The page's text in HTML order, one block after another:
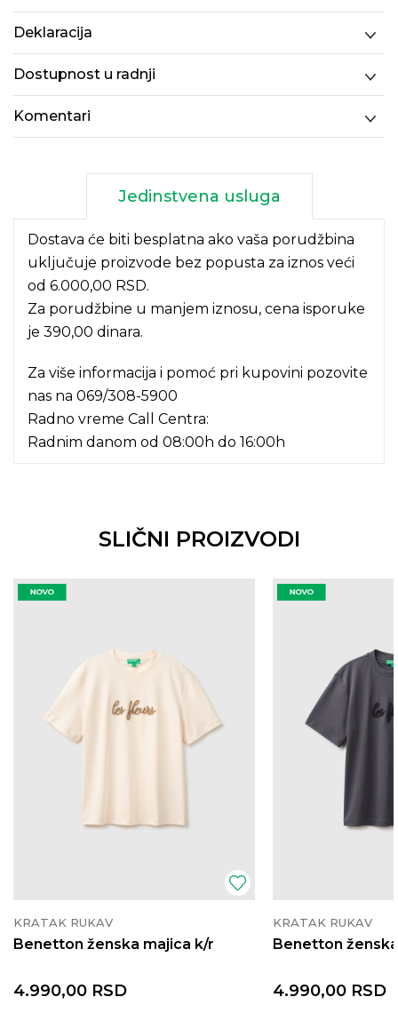
Deklaracija
Dostupnost u radnji
Komentari
Jedinstvena usluga
Dostava će biti besplatna ako vaša porudžbina
uključuje proizvode bez popusta za iznos veći
od 6.000,00 RSD.
Za porudžbine u manjem iznosu, cena isporuke
je 390,00 dinara.
Za više informacija i pomoć pri kupovini pozovite
nas na 069/308-5900
Radno vreme Call Centra:
Radnim danom od 08:00h do 16:00h
SLIČNI PROIZVODI
KRATAK RUKAV
Benetton ženska majica k/r
4.990,00 RSD
KRATAK RUKAV
Benetton
4.990,00 RSD